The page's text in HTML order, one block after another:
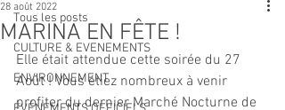
Tous les posts
CULTURE & EVENEMENTS
ENVIRONNEMENT
MARINA EN FÊTE !
28 août 2022
Elle était attendue cette soirée du 27
Août ! Vous étiez nombreux à venir
profiter du dernier Marché Nocturne de